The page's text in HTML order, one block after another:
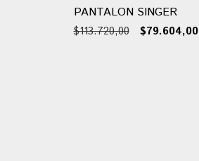
PANTALON SINGER
$113.720,00 $79.604,00